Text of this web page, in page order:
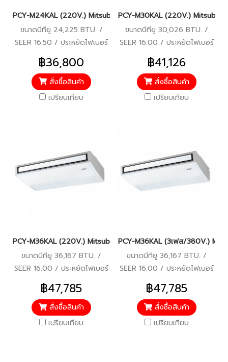
PCY-M24KAL (220V.) Mitsubishi Electric Mr.Slim รุ่นแขวนใต้ฝ้า
ขนาดบีทียู 24,225 BTU. /
SEER 16.50 / ประหยัดไฟเบอร์
5 / 220V.
฿36,800
สั่งซื้อสินค้า
เปรียบเทียบ
PCY-M30KAL (220V.)
ขนาดบีทียู 30,026 BTU. /
SEER 16.00 / ประหยัดไฟเบอร์
5 / 220V.
฿41,126
สั่งซื้อสินค้า
เปรียบเทียบ
PCY-M36KAL (220V.) Mitsubishi Electric Mr.Slim รุ่นแขวนใต้ฝ้า
ขนาดบีทียู 36,167 BTU. /
SEER 16.00 / ประหยัดไฟเบอร์
5 / 220V.
฿47,785
สั่งซื้อสินค้า
เปรียบเทียบ
PCY-M36KAL (3เฟส/380V.)
ขนาดบีทียู 36,167 BTU. /
SEER 16.00 / ประหยัดไฟเบอร์
฿47,785
สั่งซื้อสินค้า
เปรียบเทียบ